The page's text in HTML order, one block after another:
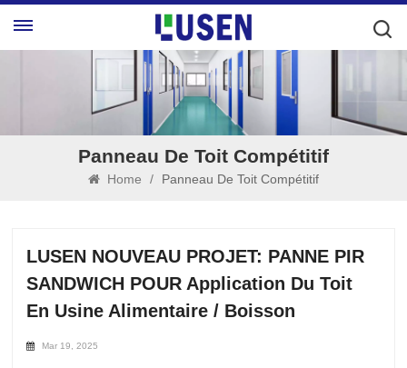
Panneau De Toit Compétitif
Home / Panneau De Toit Compétitif
LUSEN NOUVEAU PROJET: PANNE PIR
SANDWICH POUR Application Du Toit
En Usine Alimentaire / Boisson
Mar 19, 2025